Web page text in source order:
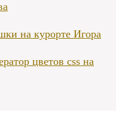
на курорте Игора
цветов css на